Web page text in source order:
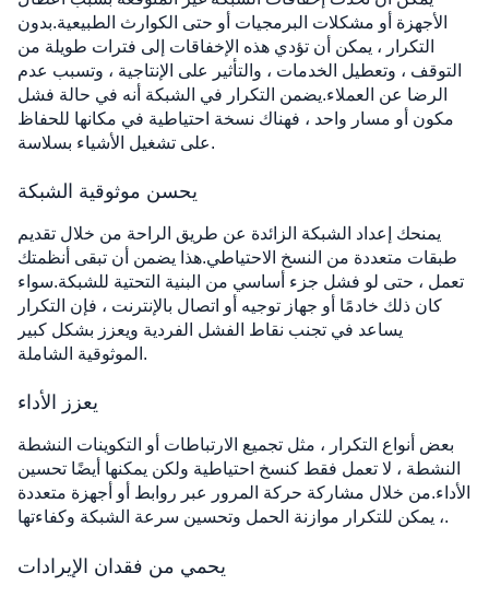
الأجهزة أو مشكلات البرمجيات أو حتى الكوارث الطبيعية.بدون
التكرار ، يمكن أن تؤدي هذه الإخفاقات إلى فترات طويلة من
التوقف ، وتعطيل الخدمات ، والتأثير على الإنتاجية ، وتسبب عدم
الرضا عن العملاء.يضمن التكرار في الشبكة أنه في حالة فشل
مكون أو مسار واحد ، فهناك نسخة احتياطية في مكانها للحفاظ
على تشغيل الأشياء بسلاسة.
يحسن موثوقية الشبكة
يمنحك إعداد الشبكة الزائدة عن طريق الراحة من خلال تقديم
طبقات متعددة من النسخ الاحتياطي.هذا يضمن أن تبقى أنظمتك
تعمل ، حتى لو فشل جزء أساسي من البنية التحتية للشبكة.سواء
كان ذلك خادمًا أو جهاز توجيه أو اتصال بالإنترنت ، فإن التكرار
يساعد في تجنب نقاط الفشل الفردية ويعزز بشكل كبير
الموثوقية الشاملة.
يعزز الأداء
بعض أنواع التكرار ، مثل تجميع الارتباطات أو التكوينات النشطة
النشطة ، لا تعمل فقط كنسخ احتياطية ولكن يمكنها أيضًا تحسين
الأداء.من خلال مشاركة حركة المرور عبر روابط أو أجهزة متعددة
، يمكن للتكرار موازنة الحمل وتحسين سرعة الشبكة وكفاءتها.
يحمي من فقدان الإيرادات